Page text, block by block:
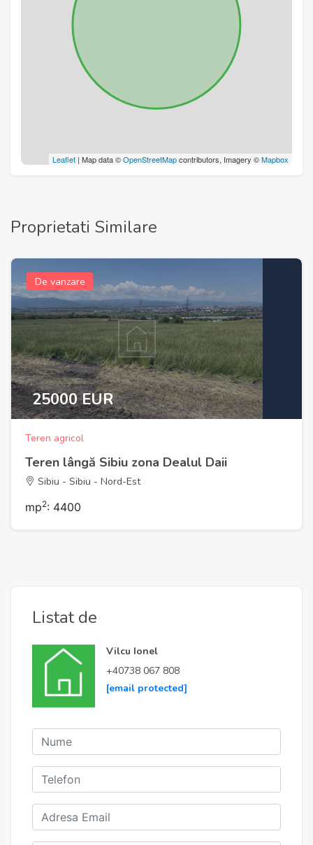
Leaflet | Map data ©OpenStreetMapcontributors, Imagery ©Mapbox
Proprietati Similare
De vanzare
25000 EUR
Teren agricol
Teren lângă Sibiu zona Dealul Daii
Sibiu - Sibiu - Nord-Est
mp2: 4400
Listat de
Vilcu Ionel
+40738 067 808
[email protected]